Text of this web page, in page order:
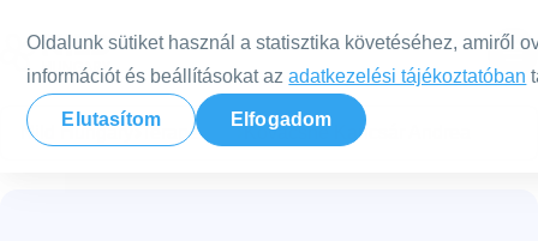
Oldalunk sütiket használ a statisztika követéséhez, amiről
információt és beállításokat azadatkezelési tájékoztatóban
Elutasítom Elfogadom
Nild Hungary Terapeuták Kovácsné Kancsár Andrea